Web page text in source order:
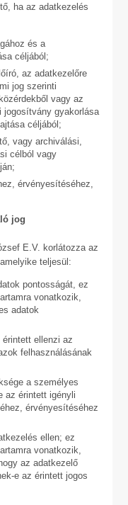
ha az adatkezelés
és a
céljából;
az adatkezelőre
jog szerinti
vagy az
jogosítvány gyakorlása
céljából;
vagy archiválási,
célból vagy
érvényesítéséhez,
jog
E.V. korlátozza az
teljesül:
pontosságát, ez
vonatkozik,
adatok
ellenzi az
felhasználásának
a személyes
az érintett igényli
érvényesítéséhez
ellen; ez
vonatkozik,
az adatkezelő
e az érintett jogos